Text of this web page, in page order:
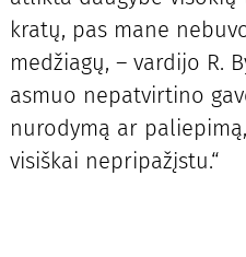
kratų, pas mane
medžiagų, – vardijo R.
asmuo nepatvirtino
nurodymą ar
visiškai nepripažįstu.“